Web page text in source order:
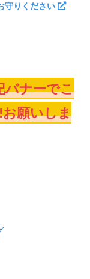
守りください
バナーでこ
願いしま